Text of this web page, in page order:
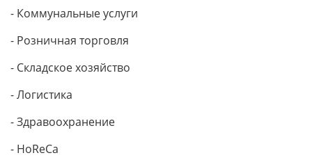
- Коммунальные услуги
- Розничная торговля
- Складское хозяйство
- Логистика
- Здравоохранение
- HoReCa